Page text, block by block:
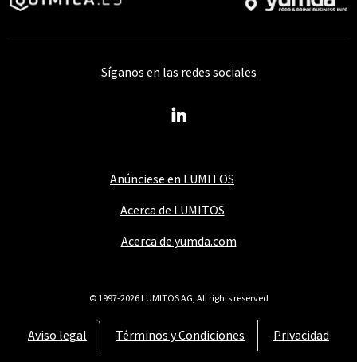
Anúnciese en LUMITOS
Acerca de LUMITOS
Acerca de yumda.com
Aviso legal Términos y Condiciones Privacidad
Síganos en las redes sociales
© 1997-2026 LUMITOS AG, All rights reserved